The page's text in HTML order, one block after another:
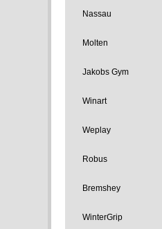
Nassau
Molten
Jakobs Gym
Winart
Weplay
Robus
Bremshey
WinterGrip